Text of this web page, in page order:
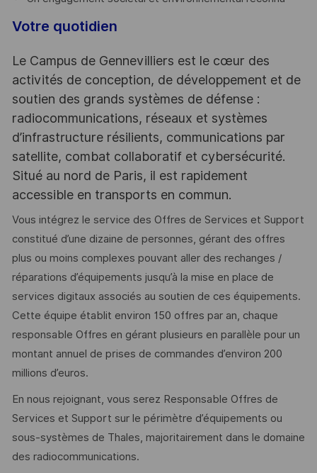
Votre quotidien
Le Campus de Gennevilliers est le cœur des
activités de conception, de développement et de
soutien des grands systèmes de défense :
radiocommunications, réseaux et systèmes
d’infrastructure résilients, communications par
satellite, combat collaboratif et cybersécurité.
Situé au nord de Paris, il est rapidement
accessible en transports en commun.
Vous intégrez le service des Offres de Services et Support
constitué d’une dizaine de personnes, gérant des offres
plus ou moins complexes pouvant aller des rechanges /
réparations d’équipements jusqu’à la mise en place de
services digitaux associés au soutien de ces équipements.
Cette équipe établit environ 150 offres par an, chaque
responsable Offres en gérant plusieurs en parallèle pour un
montant annuel de prises de commandes d’environ 200
millions d’euros.
En nous rejoignant, vous serez Responsable Offres de
Services et Support sur le périmètre d’équipements ou
sous-systèmes de Thales, majoritairement dans le domaine
des radiocommunications.